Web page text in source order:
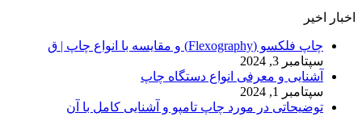
اخبار اخیر
چاپ فلکسو (Flexography) و مقایسه با انواع چاپ | ق
سپتامبر 3, 2024
آشنایی و معرفی انواع دستگاه چاپ
سپتامبر 1, 2024
توضیحاتی در مورد چاپ تامپو و آشنایی کامل با آن